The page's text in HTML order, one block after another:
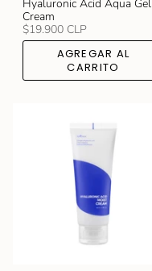
Hyaluronic Acid Aqua Gel
Cream
$19.900 CLP
AGREGAR AL
CARRITO